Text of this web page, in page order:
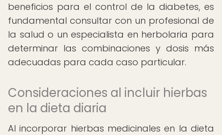
beneficios para el control de la diabetes, es
fundamental consultar con un profesional de
la salud o un especialista en herbolaria para
determinar las combinaciones y dosis más
adecuadas para cada caso particular.
Consideraciones al incluir hierbas
en la dieta diaria
Al incorporar hierbas medicinales en la dieta